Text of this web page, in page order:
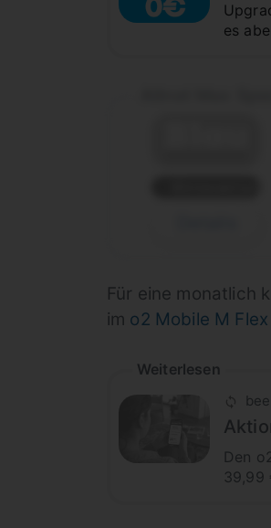
es
Für eine monatlich
im o2 Mobile M Flex
Weiterlesen
Den
39,99